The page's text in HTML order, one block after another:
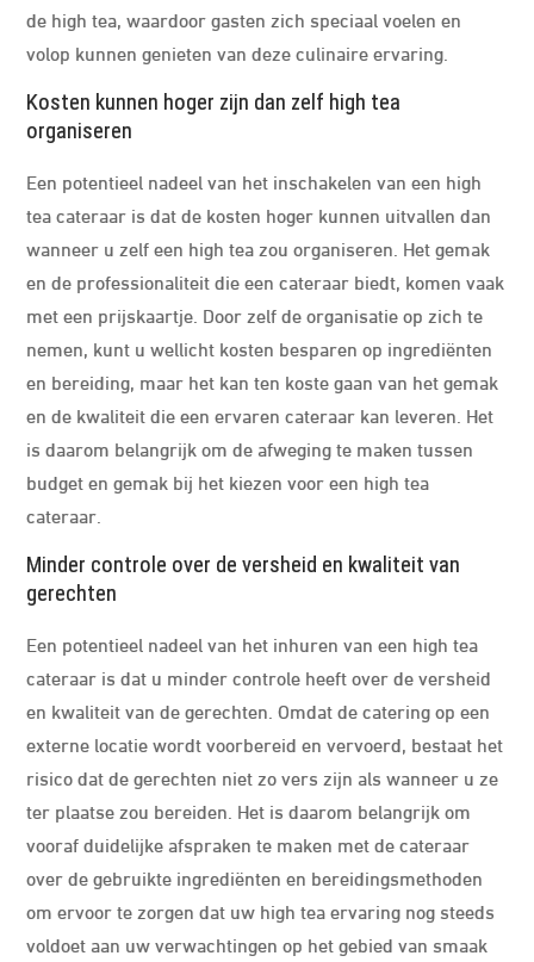
de high tea, waardoor gasten zich speciaal voelen en
volop kunnen genieten van deze culinaire ervaring.
Kosten kunnen hoger zijn dan zelf high tea
organiseren
Een potentieel nadeel van het inschakelen van een high
tea cateraar is dat de kosten hoger kunnen uitvallen dan
wanneer u zelf een high tea zou organiseren. Het gemak
en de professionaliteit die een cateraar biedt, komen vaak
met een prijskaartje. Door zelf de organisatie op zich te
nemen, kunt u wellicht kosten besparen op ingrediënten
en bereiding, maar het kan ten koste gaan van het gemak
en de kwaliteit die een ervaren cateraar kan leveren. Het
is daarom belangrijk om de afweging te maken tussen
budget en gemak bij het kiezen voor een high tea
cateraar.
Minder controle over de versheid en kwaliteit van
gerechten
Een potentieel nadeel van het inhuren van een high tea
cateraar is dat u minder controle heeft over de versheid
en kwaliteit van de gerechten. Omdat de catering op een
externe locatie wordt voorbereid en vervoerd, bestaat het
risico dat de gerechten niet zo vers zijn als wanneer u ze
ter plaatse zou bereiden. Het is daarom belangrijk om
vooraf duidelijke afspraken te maken met de cateraar
over de gebruikte ingrediënten en bereidingsmethoden
om ervoor te zorgen dat uw high tea ervaring nog steeds
voldoet aan uw verwachtingen op het gebied van smaak